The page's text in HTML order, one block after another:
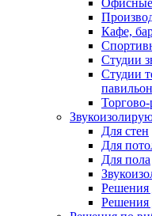
Кафе,
Студии
Студии
Для стен
Для
Для пола
Решения
Решения